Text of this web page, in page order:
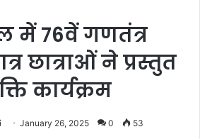
में 76वें गणतंत्र
छात्राओं ने प्रस्तुत
कार्यक्रम
January 26, 2025 0 53